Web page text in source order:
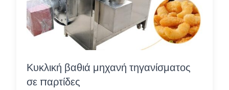
Κυκλική βαθιά μηχανή τηγανίσματος
σε παρτίδες